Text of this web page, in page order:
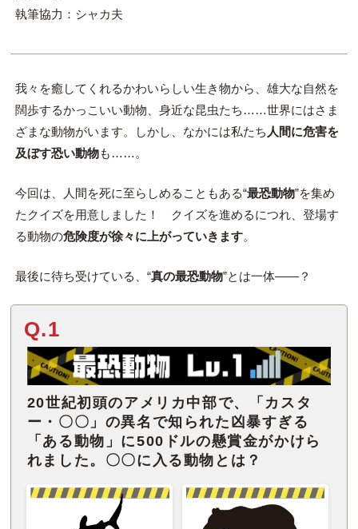
執筆協力：シャカ夫
我々を癒してくれるかわいらしい生き物から、雄大な自然を
闊歩するかっこいい動物、身近な昆虫たち……世界にはさま
ざまな動物がいます。しかし、なかには私たち 人間に危害を
及ぼす恐い動物も……。
今回は、人間を死に至らしめることもある“最恐動物”を集め
たクイズを用意しました！ クイズを進めるにつれ、登場す
る動物の危険度が徐々に上がっていきます。
最後に待ち受けている、“真の最恐動物”とは一体――？
Q.1
20世紀初頭のアメリカ中部で、「カスタ
ー・〇〇」の異名で知られた凶暴すぎる
「ある動物」に500ドルの懸賞金がかけら
れました。〇〇に入る動物とは？